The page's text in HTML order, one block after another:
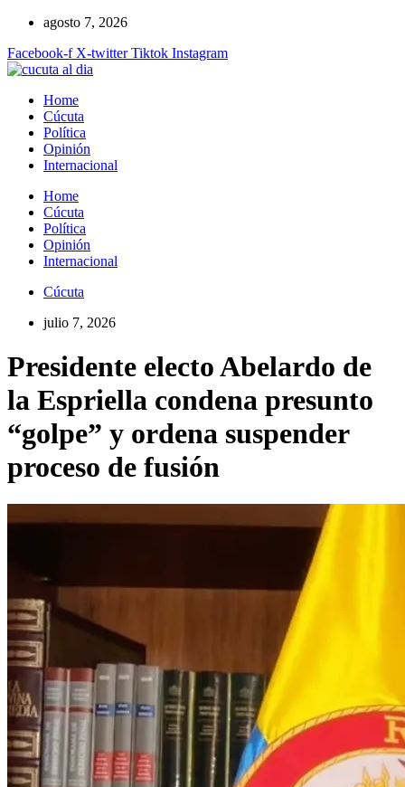
contenido
agosto 7, 2026
Facebook-f X-twitter Tiktok Instagram
Home
Cúcuta
Política
Opinión
Internacional
Home
Cúcuta
Política
Opinión
Internacional
Cúcuta
julio 7, 2026
Presidente electo Abelardo de
la Espriella condena presunto
“golpe” y ordena suspender
proceso de fusión